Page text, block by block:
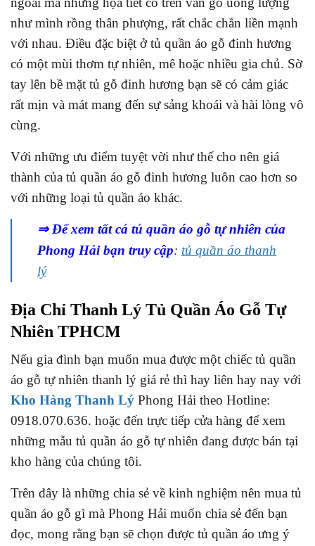
như mình rồng thân phượng, rất chắc chắn liền mạnh
với nhau. Điều đặc biệt ở tủ quần áo gỗ đinh hương
có một mùi thơm tự nhiên, mê hoặc nhiều gia chủ. Sờ
tay lên bề mặt tủ gỗ đinh hương bạn sẽ có cảm giác
rất mịn và mát mang đến sự sảng khoái và hài lòng vô
cùng.
Với những ưu điểm tuyệt vời như thế cho nên giá
thành của tủ quần áo gỗ đinh hương luôn cao hơn so
với những loại tủ quần áo khác.
⇒ Để xem tất cả tủ quần áo gỗ tự nhiên của
Phong Hải bạn truy cập: tủ quần áo thanh
lý
Địa Chỉ Thanh Lý Tủ Quần Áo Gỗ Tự
Nhiên TPHCM
Nếu gia đình bạn muốn mua được một chiếc tủ quần
áo gỗ tự nhiên thanh lý giá rẻ thì hay liên hay nay với
Kho Hàng Thanh Lý Phong Hải theo Hotline:
0918.070.636. hoặc đến trực tiếp cửa hàng để xem
những mẫu tủ quần áo gỗ tự nhiên đang được bán tại
kho hàng của chúng tôi.
Trên đây là những chia sẻ về kinh nghiệm nên mua tủ
quần áo gỗ gì mà Phong Hải muốn chia sẻ đến bạn
đọc, mong rằng bạn sẽ chọn được tủ quần áo ưng ý